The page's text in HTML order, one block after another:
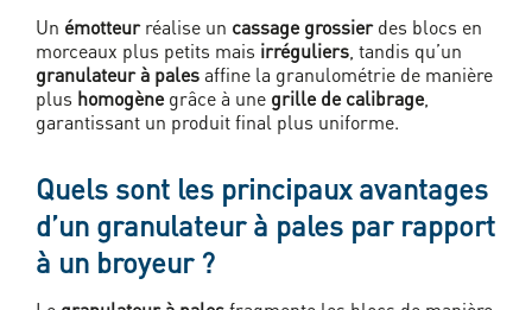
Un émotteurréalise un cassage grossierdes blocs en
morceaux plus petits mais irréguliers, tandis qu’un
granulateur à palesaffine la granulométrie de manière
plus homogènegrâce à une grille de calibrage,
garantissant un produit final plus uniforme.
Quels sont les principaux avantages
d’un granulateur à pales par rapport
à un broyeur ?